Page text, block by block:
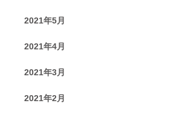
2021年5月
2021年4月
2021年3月
2021年2月